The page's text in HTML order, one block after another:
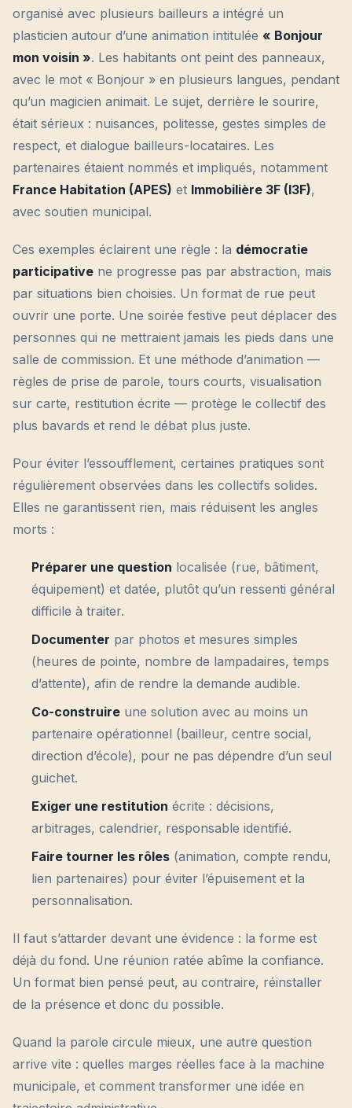
organisé avec plusieurs bailleurs a intégré un
plasticien autour d’une animation intitulée « Bonjour
mon voisin ». Les habitants ont peint des panneaux,
avec le mot « Bonjour » en plusieurs langues, pendant
qu’un magicien animait. Le sujet, derrière le sourire,
était sérieux : nuisances, politesse, gestes simples de
respect, et dialogue bailleurs-locataires. Les
partenaires étaient nommés et impliqués, notamment
France Habitation (APES) et Immobilière 3F (I3F),
avec soutien municipal.
Ces exemples éclairent une règle : la démocratie
participative ne progresse pas par abstraction, mais
par situations bien choisies. Un format de rue peut
ouvrir une porte. Une soirée festive peut déplacer des
personnes qui ne mettraient jamais les pieds dans une
salle de commission. Et une méthode d’animation —
règles de prise de parole, tours courts, visualisation
sur carte, restitution écrite — protège le collectif des
plus bavards et rend le débat plus juste.
Pour éviter l’essoufflement, certaines pratiques sont
régulièrement observées dans les collectifs solides.
Elles ne garantissent rien, mais réduisent les angles
morts :
Préparer une question localisée (rue, bâtiment,
équipement) et datée, plutôt qu’un ressenti général
difficile à traiter.
Documenter par photos et mesures simples
(heures de pointe, nombre de lampadaires, temps
d’attente), afin de rendre la demande audible.
Co-construire une solution avec au moins un
partenaire opérationnel (bailleur, centre social,
direction d’école), pour ne pas dépendre d’un seul
guichet.
Exiger une restitution écrite : décisions,
arbitrages, calendrier, responsable identifié.
Faire tourner les rôles (animation, compte rendu,
lien partenaires) pour éviter l’épuisement et la
personnalisation.
Il faut s’attarder devant une évidence : la forme est
déjà du fond. Une réunion ratée abîme la confiance.
Un format bien pensé peut, au contraire, réinstaller
de la présence et donc du possible.
Quand la parole circule mieux, une autre question
arrive vite : quelles marges réelles face à la machine
municipale, et comment transformer une idée en